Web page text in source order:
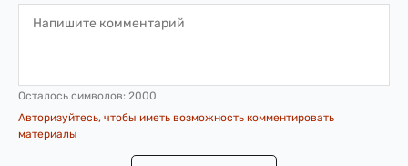
Осталось символов: 2000
Авторизуйтесь, чтобы иметь возможность комментировать
материалы